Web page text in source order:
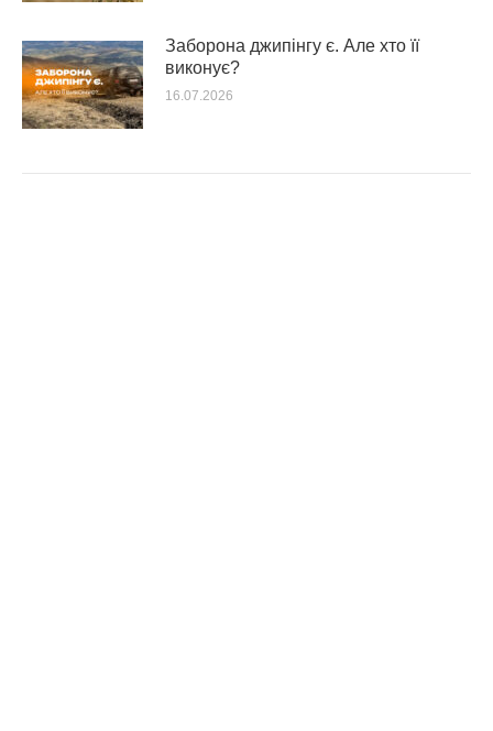
Заборона джипінгу є. Але хто її
виконує?
16.07.2026